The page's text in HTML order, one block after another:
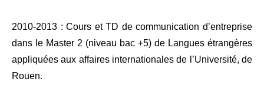
2010-2013 : Cours et TD de communication d’entreprise
dans le Master 2 (niveau bac +5) de Langues étrangères
appliquées aux affaires internationales de l’Université, de
Rouen.